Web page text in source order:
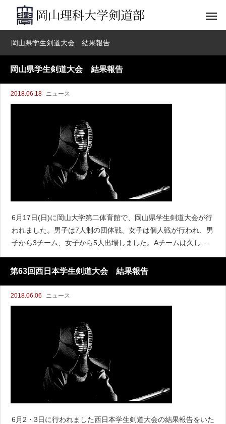
岡山県学生剣道大会 結果報告
岡山県学生剣道大会 結果報告
2018.06.18 ニュース
6月17日(日)に岡山大学第二体育館で、岡山県学生剣道大会が行
われました。男子は7人制の団体戦、女子は個人戦が行われ、男
子から3チーム、女子から5人出場しました。Aチームは久しぶ
りに、1回戦を突破することができました。また人数も多く、3
チーム出場できたことに喜ばし
第63回西日本学生剣道大会 結果報告
2018.06.06 ニュース
6月2・3日に行われました西日本学生剣道大会の結果報告をいた